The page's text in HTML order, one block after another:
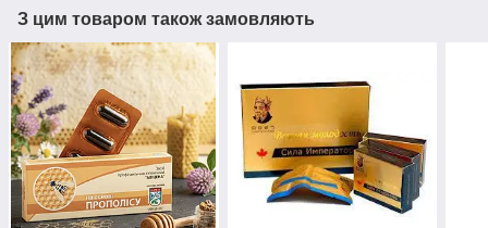
З цим товаром також замовляють